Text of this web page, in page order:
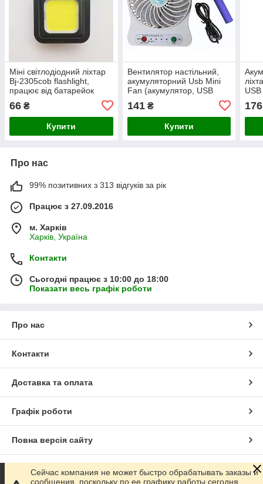
Міні світлодіодний ліхтар
Bj-2305cob flashlight,
працює від батарейок
66 ₴
Купити
Вентилятор настільний,
акумуляторний Usb Mini
Fan (акумулятор, USB
141₴
Купити
176
Про нас
99% позитивних з 313 відгуків за рік
Працює з 27.09.2016
м. Харків
Харків, Україна
Контакти
Сьогодні працює з 10:00 до 18:00
Показати весь графік роботи
Про нас
Контакти
Доставка та оплата
Графік роботи
Повна версія сайту
Сайт створено на маркетплейсі Prom.ua
Сейчас компания не может быстро обрабатывать заказы и
сообщения, поскольку по ее графику работы сегодня